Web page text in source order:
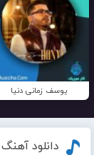
یوسف زمانی دنیا
دانلود